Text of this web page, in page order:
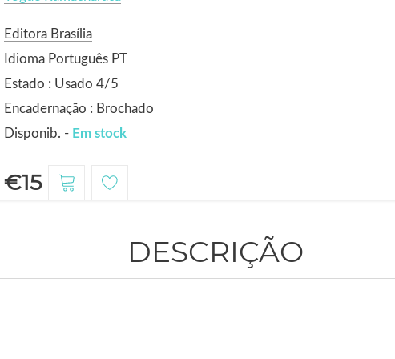
Editora Brasília
Idioma Português PT
Estado : Usado 4/5
Encadernação : Brochado
Disponib. - Em stock
€15
DESCRIÇÃO